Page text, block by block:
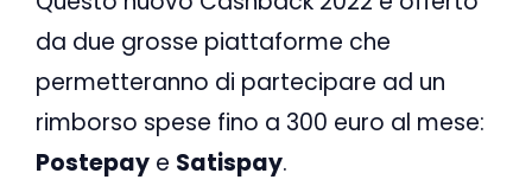
da due grosse piattaforme che
permetteranno di partecipare ad un
rimborso spese fino a 300 euro al mese:
Postepay e Satispay.